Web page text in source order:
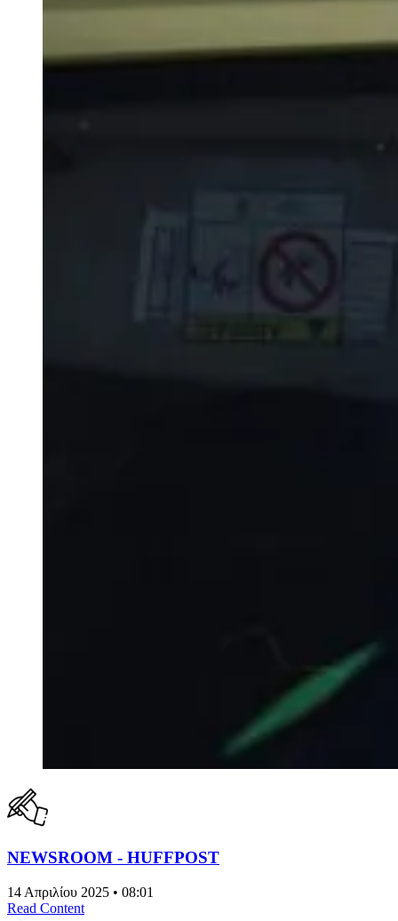
NEWSROOM - HUFFPOST
14 Απριλίου 2025 • 08:01
Read Content